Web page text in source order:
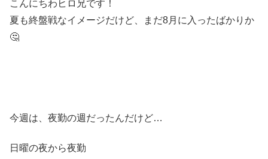
こんにちわヒロ兄です！
夏も終盤戦なイメージだけど、まだ8月に入ったばかりか
🤔
今週は、夜勤の週だったんだけど…
日曜の夜から夜勤